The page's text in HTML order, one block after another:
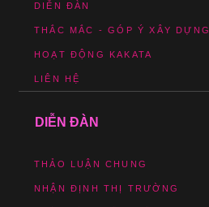
DIỄN ĐÀN
THẮC MẮC - GÓP Ý XÂY DỰNG
HOẠT ĐỘNG KAKATA
LIÊN HỆ
DIỄN ĐÀN
THẢO LUẬN CHUNG
NHẬN ĐỊNH THỊ TRƯỜNG